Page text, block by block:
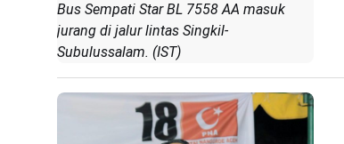
Bus Sempati Star BL 7558 AA masuk
jurang di jalur lintas Singkil-
Subulussalam. (IST)